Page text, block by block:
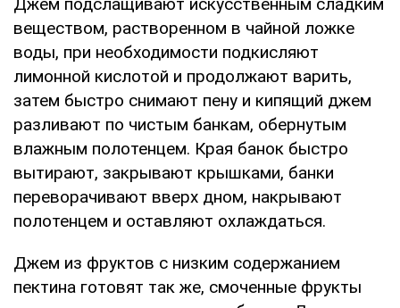
веществом, растворенном в чайной ложке
воды, при необходимости подкисляют
лимонной кислотой и продолжают варить,
затем быстро снимают пену и кипящий джем
разливают по чистым банкам, обернутым
влажным полотенцем. Края банок быстро
вытирают, закрывают крышками, банки
переворачивают вверх дном, накрывают
полотенцем и оставляют охлаждаться.
Джем из фруктов с низким содержанием
пектина готовят так же, смоченные фрукты